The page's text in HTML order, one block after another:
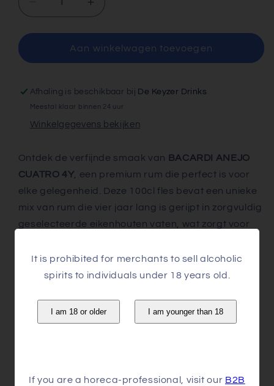
Aantal
verlagen
voor
BACARDI
ANEJO
4Y
100cl
Aantal
verhogen
voor
BACARDI
ANEJO
4Y
100cl
Aan winkelwagen toevoegen
Afhaling is beschikbaar bij De Keyzer Drinks
Meestal klaar binnen 24 uur
Winkelgegevens bekijken
Ontdek de verfijnde smaak van BACARDI ANEJO
CUATRO 4Y, een premium rum die perfect is voor
elke gelegenheid. Deze 100cl fles bevat een unieke
mix van rum die vier jaar lang is gerijpt in zorgvuldig
geselecteerde eikenhouten vaten, wat zorgt voor
Met tonen van vanille, karamel en een subtiele hint
van specerijen, is deze rum ideaal om puur te
drinken of te gebruiken in uw favoriete cocktails.
BACARDI ANEJO CUATRO 4Y is niet alleen een
Voeg een vleugje luxe toe aan uw drankcollectie
It is prohibited for merchants to sell alcoholic
spirits to individuals under 18 years old.
I am 18 or older I am younger than 18
If you are a horeca-professional, visit our B2B